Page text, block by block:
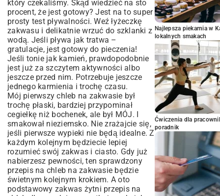
który czekaliśmy. Skąd wiedzieć na sto
procent, że jest gotowy? Jest na to super
prosty test pływalności. Weź łyżeczkę
zakwasu i delikatnie wrzuć do szklanki z
wodą. Jeśli pływa jak tratwa –
gratulacje, jest gotowy do pieczenia!
Jeśli tonie jak kamień, prawdopodobnie
jest już za szczytem aktywności albo
jeszcze przed nim. Potrzebuje jeszcze
jednego karmienia i trochę czasu.
Mój pierwszy chleb na zakwasie był
trochę płaski, bardziej przypominał
cegiełkę niż bochenek, ale był MÓJ. I
smakował nieziemsko. Nie zrażajcie się,
jeśli pierwsze wypieki nie będą idealne. Z
każdym kolejnym będziecie lepiej
rozumieć swój zakwas i ciasto. Gdy już
nabierzesz pewności, ten sprawdzony
przepis na chleb na zakwasie będzie
świetnym kolejnym krokiem. A oto
podstawowy zakwas żytni przepis na
Najlepsza piekarnia w
lokalnych smakach
Ćwiczenia dla
poradnik